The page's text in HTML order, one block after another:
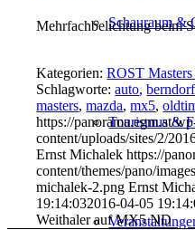
Schauraum &
Tourismus &
Mehrfachbelichtung beim
Kategorien:ROST
Schlagworte:auto,berndorf
masters,mazda,mx5,
https://panorama.egm.at/
content/uploads/sites/2/
Ernst Michalek https://
content/themes/pano/
michalek-2.png Ernst
19:14:032016-04-05
Weithaler auf MX5 ND